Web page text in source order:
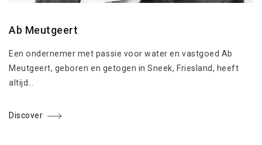
Ab Meutgeert
Een ondernemer met passie voor water en vastgoed Ab
Meutgeert, geboren en getogen in Sneek, Friesland, heeft
altijd…
Discover